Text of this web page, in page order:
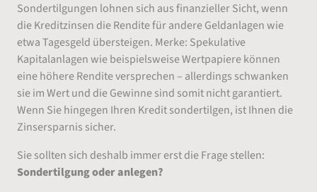
Sondertilgungen lohnen sich aus finanzieller Sicht, wenn
die Kreditzinsen die Rendite für andere Geldanlagen wie
etwa Tagesgeld übersteigen. Merke: Spekulative
Kapitalanlagen wie beispielsweise Wertpapiere können
eine höhere Rendite versprechen – allerdings schwanken
sie im Wert und die Gewinne sind somit nicht garantiert.
Wenn Sie hingegen Ihren Kredit sondertilgen, ist Ihnen die
Zinsersparnis sicher.
Sie sollten sich deshalb immer erst die Frage stellen:
Sondertilgung oder anlegen?